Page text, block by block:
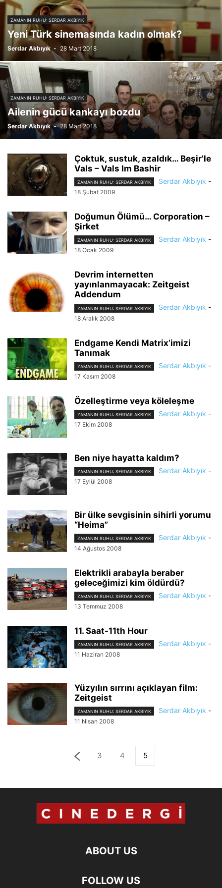
ZAMANIN RUHU: SERDAR AKBIYIK
ZAMANIN RUHU: SERDAR AKBIYIK
Yeni Türk sinemasında kadın olmak?
Serdar Akbıyık - 28 Mart 2018
ZAMANIN RUHU: SERDAR AKBIYIK
Ailenin gücü kankayı bozdu
Serdar Akbıyık - 28 Mart 2018
Çoktuk, sustuk, azaldık… Beşir’le
Vals – Vals Im Bashir
ZAMANIN RUHU: SERDAR AKBIYIK Serdar Akbıyık -
18 Şubat 2009
Doğumun Ölümü… Corporation –
Şirket
ZAMANIN RUHU: SERDAR AKBIYIK Serdar Akbıyık -
18 Ocak 2009
Devrim internetten
yayınlanmayacak: Zeitgeist
Addendum
ZAMANIN RUHU: SERDAR AKBIYIK Serdar Akbıyık -
18 Aralık 2008
Endgame Kendi Matrix’imizi
Tanımak
ZAMANIN RUHU: SERDAR AKBIYIK Serdar Akbıyık -
17 Kasım 2008
Özelleştirme veya köleleşme
ZAMANIN RUHU: SERDAR AKBIYIK Serdar Akbıyık -
17 Ekim 2008
Ben niye hayatta kaldım?
ZAMANIN RUHU: SERDAR AKBIYIK Serdar Akbıyık -
17 Eylül 2008
Bir ülke sevgisinin sihirli yorumu
“Heima”
ZAMANIN RUHU: SERDAR AKBIYIK Serdar Akbıyık -
14 Ağustos 2008
Elektrikli arabayla beraber
geleceğimizi kim öldürdü?
ZAMANIN RUHU: SERDAR AKBIYIK Serdar Akbıyık -
13 Temmuz 2008
11. Saat-11th Hour
ZAMANIN RUHU: SERDAR AKBIYIK Serdar Akbıyık -
11 Haziran 2008
Yüzyılın sırrını açıklayan film:
Zeitgeist
ZAMANIN RUHU: SERDAR AKBIYIK Serdar Akbıyık -
11 Nisan 2008
3 4 5
ABOUT US
FOLLOW US